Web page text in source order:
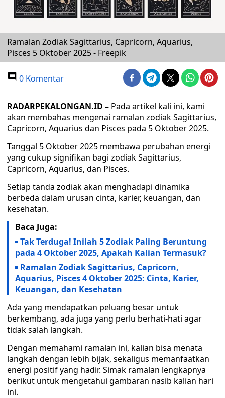
Ramalan Zodiak Sagittarius, Capricorn, Aquarius,
Pisces 5 Oktober 2025 - Freepik
0 Komentar
RADARPEKALONGAN.ID – Pada artikel kali ini, kami
akan membahas mengenai ramalan zodiak Sagittarius,
Capricorn, Aquarius dan Pisces pada 5 Oktober 2025.
Tanggal 5 Oktober 2025 membawa perubahan energi
yang cukup signifikan bagi zodiak Sagittarius,
Capricorn, Aquarius, dan Pisces.
Setiap tanda zodiak akan menghadapi dinamika
berbeda dalam urusan cinta, karier, keuangan, dan
kesehatan.
Baca Juga:
Tak Terduga! Inilah 5 Zodiak Paling Beruntung
pada 4 Oktober 2025, Apakah Kalian Termasuk?
Ramalan Zodiak Sagittarius, Capricorn,
Aquarius, Pisces 4 Oktober 2025: Cinta, Karier,
Keuangan, dan Kesehatan
Ada yang mendapatkan peluang besar untuk
berkembang, ada juga yang perlu berhati-hati agar
tidak salah langkah.
Dengan memahami ramalan ini, kalian bisa menata
langkah dengan lebih bijak, sekaligus memanfaatkan
energi positif yang hadir. Simak ramalan lengkapnya
berikut untuk mengetahui gambaran nasib kalian hari
ini.